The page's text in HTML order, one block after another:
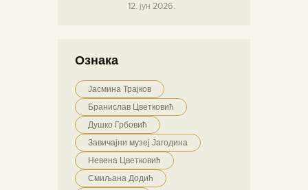
12. јун 2026.
Ознака
Јасмина Трајков
Бранислав Цветковић
Душко Грбовић
Завичајни музеј Јагодина
Невена Цветковић
Смиљана Додић